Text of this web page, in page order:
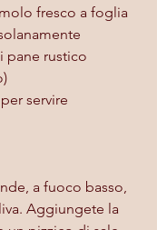
fresco a foglia
pane rustico
servire
a fuoco basso,
Aggiungete la